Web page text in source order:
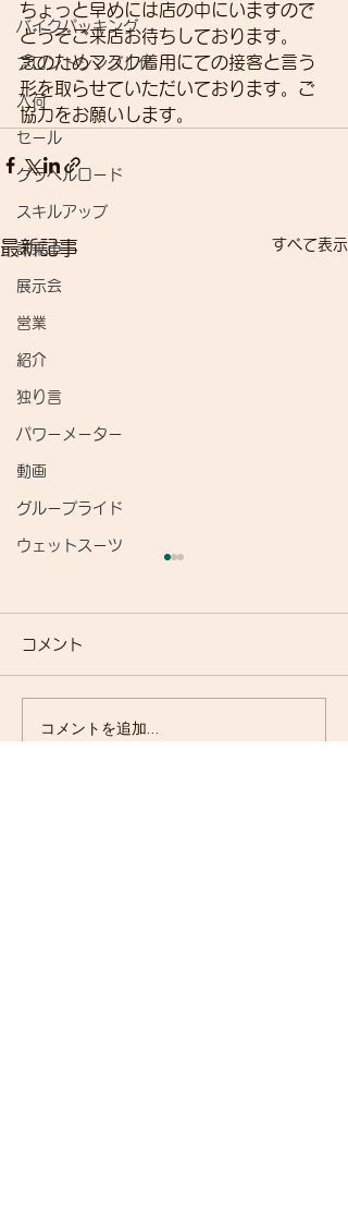
バイクパッキング
フロントシングル化
入荷
セール
グラベルロード
スキルアップ
試乗車
展示会
営業
紹介
独り言
パワーメーター
動画
グループライド
ウェットスーツ
ちょっと早めには店の中にいますので
どうぞご来店お待ちしております。
念のためマスク着用にての接客と言う
形を取らせていただいております。ご
協力をお願いします。
最新記事 すべて表示
ORCA（ウェットスーツ
コメント
コメントを追加…